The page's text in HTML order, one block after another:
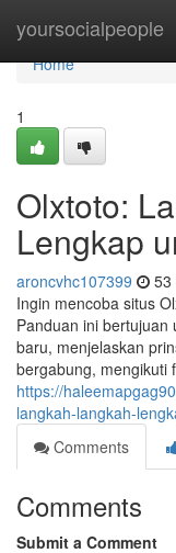
yoursocialpeople
Home
Home
1
Olxtoto:
Lengkap
aroncvhc107399 53
Ingin mencoba situs
Panduan ini
baru, menjelaskan
bergabung, mengikuti
https://
langkah-langkah-
Comments
Comments
Submit a Comment